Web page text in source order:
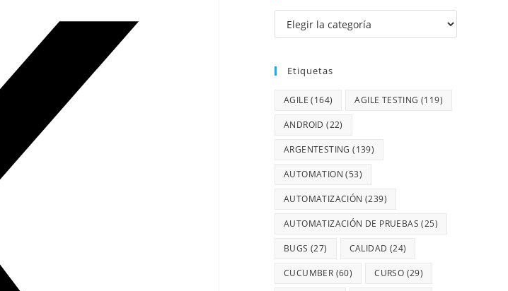
Etiquetas
AGILE (164) AGILE TESTING (119)
ANDROID (22)
ARGENTESTING (139)
AUTOMATION (53)
AUTOMATIZACIÓN (239)
AUTOMATIZACIÓN DE PRUEBAS (25)
BUGS (27) CALIDAD (24)
CUCUMBER (60) CURSO (29)